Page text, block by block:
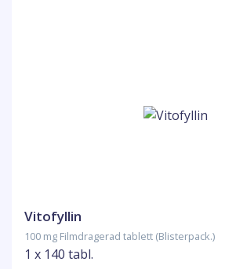
Vitofyllin
100 mg Filmdragerad tablett (Blisterpack.)
1 x 140 tabl.